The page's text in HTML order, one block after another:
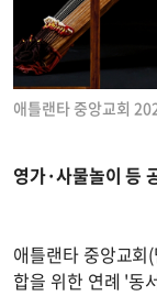
애틀랜타 중앙교회
영가·사물놀이 등
애틀랜타 중앙교
합을 위한 연례 '동